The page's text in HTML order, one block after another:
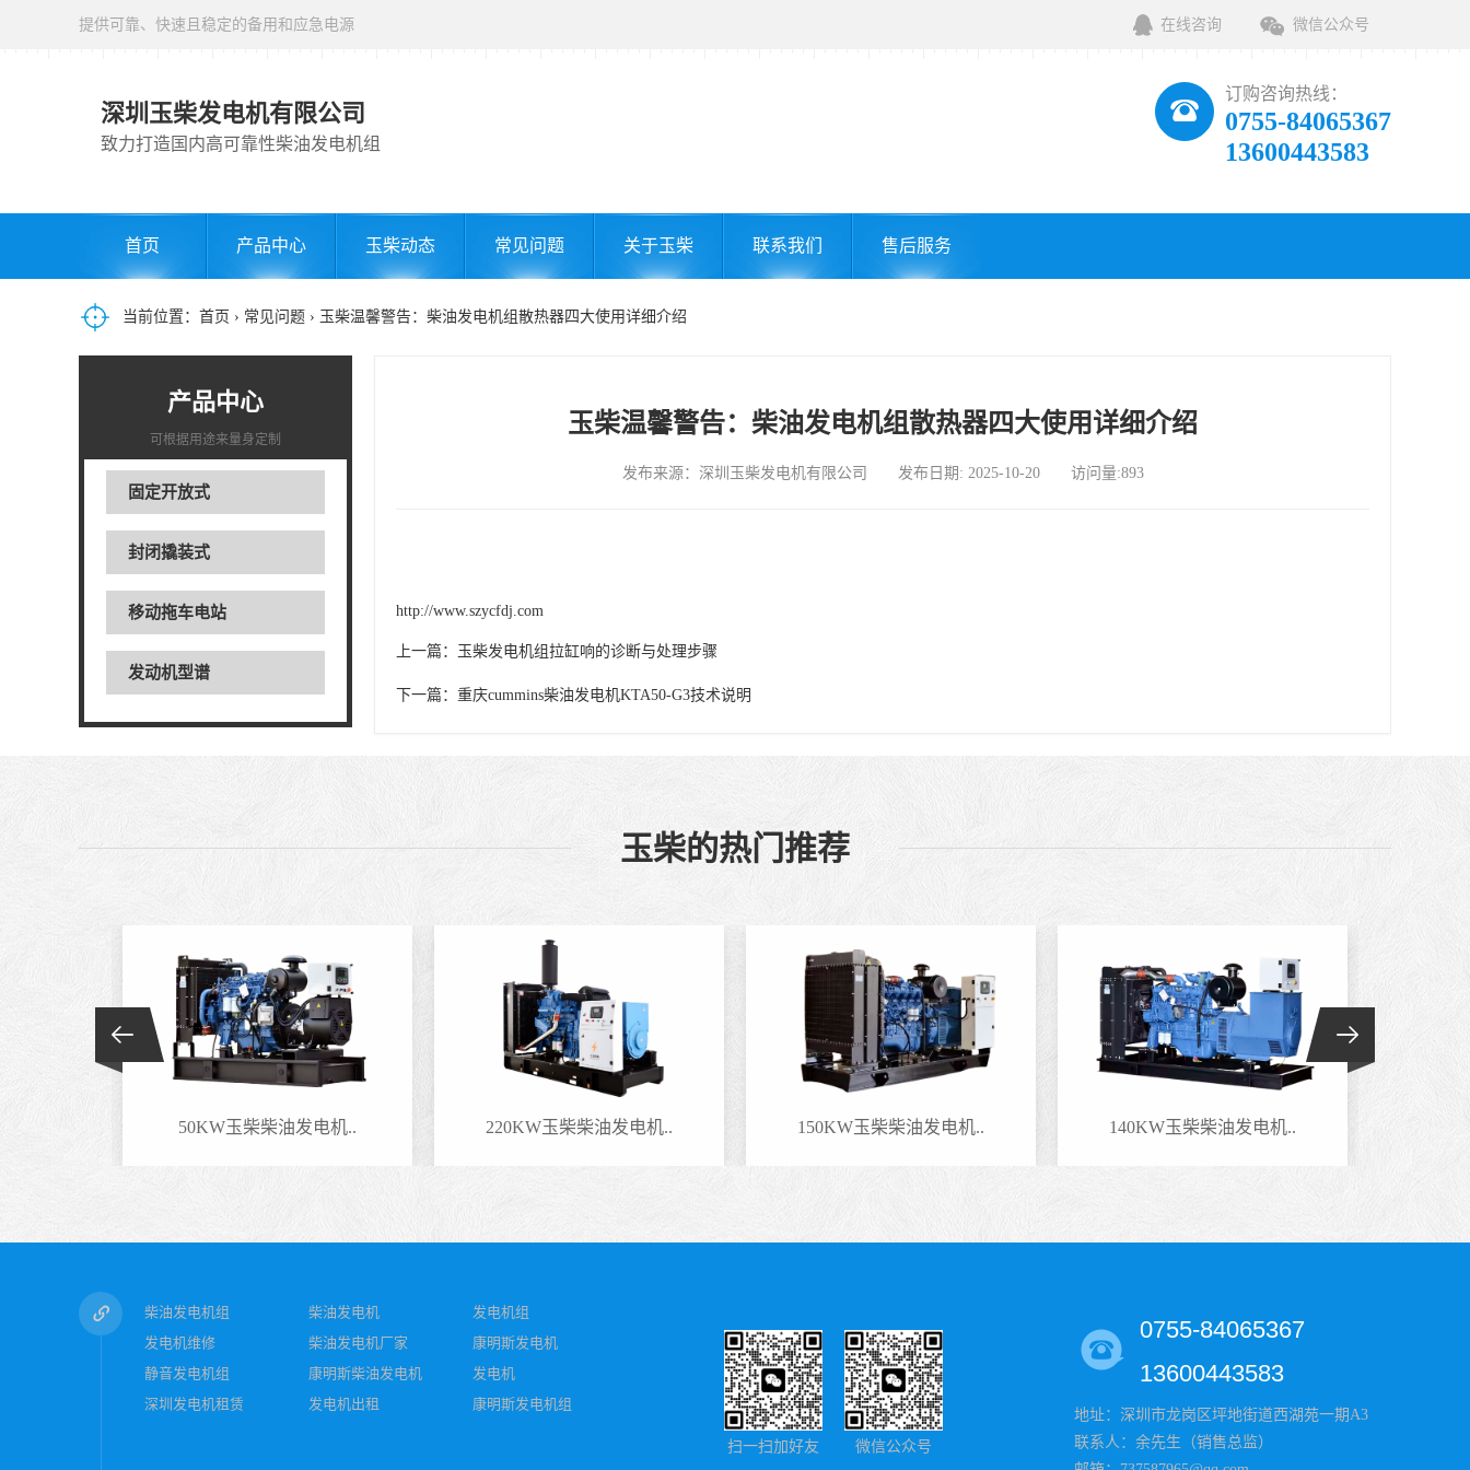
提供可靠、快速且稳定的备用和应急电源 在线咨询 微信公众号
深圳玉柴发电机有限公司
致力打造国内高可靠性柴油发电机组
订购咨询热线：
0755-84065367
13600443583
首页 产品中心 玉柴动态 常见问题 关于玉柴 联系我们 售后服务
当前位置： 首页 › 常见问题 › 玉柴温馨警告：柴油发电机组散热器四大使用详细介绍
产品中心
可根据用途来量身定制
固定开放式
封闭撬装式
移动拖车电站
发动机型谱
玉柴温馨警告：柴油发电机组散热器四大使用详细介绍
发布来源：深圳玉柴发电机有限公司 发布日期: 2025-10-20 访问量:893
http://www.szycfdj.com
上一篇： 玉柴发电机组拉缸响的诊断与处理步骤
下一篇： 重庆cummins柴油发电机KTA50-G3技术说明
玉柴的热门推荐
50KW玉柴柴油发电机.. 220KW玉柴柴油发电机.. 150KW玉柴柴油发电机.. 140KW玉柴柴油发电机..
柴油发电机组 柴油发电机
发电机组
发电机维修
柴油发电机厂家
康明斯发电机
静音发电机组
康明斯柴油发电机
发电机
深圳发电机租赁
发电机出租 康明斯发电机组
扫一扫加好友 微信公众号
0755-84065367
13600443583
地址：深圳市龙岗区坪地街道西湖苑一期A3
联系人：余先生（销售总监）